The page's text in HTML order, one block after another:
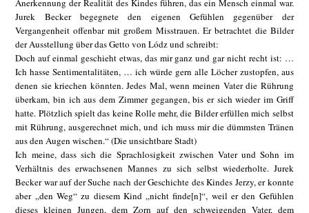
Anerkennung der Realität des Kindes führen, das ein Mensch einmal war.
Jurek Becker begegnete den eigenen Gefühlen gegenüber der
Vergangenheit offenbar mit großem Misstrauen. Er betrachtet die Bilder
der Ausstellung über das Getto von Lódz und schreibt:
Doch auf einmal geschieht etwas, das mir ganz und gar nicht recht ist: …
Ich hasse Sentimentalitäten, … ich würde gern alle Löcher zustopfen, aus
denen sie kriechen könnten. Jedes Mal, wenn meinen Vater die Rührung
überkam, bin ich aus dem Zimmer gegangen, bis er sich wieder im Griff
hatte. Plötzlich spielt das keine Rolle mehr, die Bilder erfüllen mich selbst
mit Rührung, ausgerechnet mich, und ich muss mir die dümmsten Tränen
aus den Augen wischen.“ (Die unsichtbare Stadt)
Ich meine, dass sich die Sprachlosigkeit zwischen Vater und Sohn im
Verhältnis des erwachsenen Mannes zu sich selbst wiederholte. Jurek
Becker war auf der Suche nach der Geschichte des Kindes Jerzy, er konnte
aber „den Weg“ zu diesem Kind „nicht finde[n]“, weil er den Gefühlen
dieses kleinen Jungen, dem Zorn auf den schweigenden Vater, dem